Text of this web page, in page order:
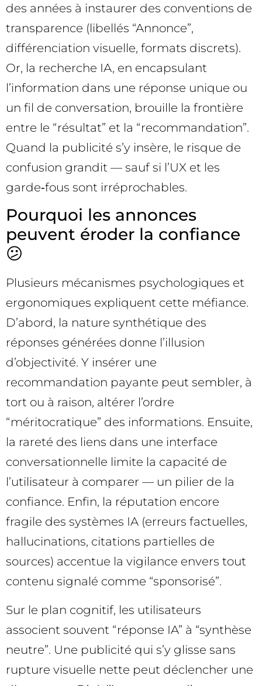
des années à instaurer des conventions de
transparence (libellés “Annonce”,
différenciation visuelle, formats discrets).
Or, la recherche IA, en encapsulant
l’information dans une réponse unique ou
un fil de conversation, brouille la frontière
entre le “résultat” et la “recommandation”.
Quand la publicité s’y insère, le risque de
confusion grandit — sauf si l’UX et les
garde‑fous sont irréprochables.
Pourquoi les annonces
peuvent éroder la confiance
😕
Plusieurs mécanismes psychologiques et
ergonomiques expliquent cette méfiance.
D’abord, la nature synthétique des
réponses générées donne l’illusion
d’objectivité. Y insérer une
recommandation payante peut sembler, à
tort ou à raison, altérer l’ordre
“méritocratique” des informations. Ensuite,
la rareté des liens dans une interface
conversationnelle limite la capacité de
l’utilisateur à comparer — un pilier de la
confiance. Enfin, la réputation encore
fragile des systèmes IA (erreurs factuelles,
hallucinations, citations partielles de
sources) accentue la vigilance envers tout
contenu signalé comme “sponsorisé”.
Sur le plan cognitif, les utilisateurs
associent souvent “réponse IA” à “synthèse
neutre”. Une publicité qui s’y glisse sans
rupture visuelle nette peut déclencher une